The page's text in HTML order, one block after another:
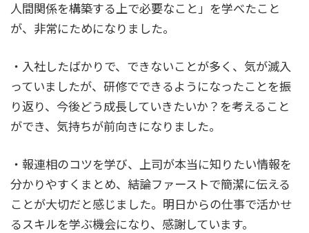
人間関係を構築する上で必要なこと」を学べたこと
が、非常にためになりました。
・入社したばかりで、できないことが多く、気が滅入
っていましたが、研修でできるようになったことを振
り返り、今後どう成長していきたいか？を考えること
ができ、気持ちが前向きになりました。
・報連相のコツを学び、上司が本当に知りたい情報を
分かりやすくまとめ、結論ファーストで簡潔に伝える
ことが大切だと感じました。明日からの仕事で活かせ
るスキルを学ぶ機会になり、感謝しています。